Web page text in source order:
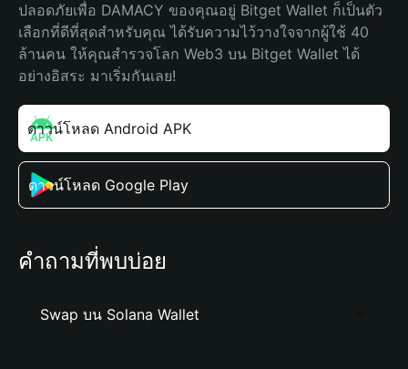
ปลอดภัยเพื่อ DAMACY ของคุณอยู่ Bitget Wallet ก็เป็นตัว
เลือกที่ดีที่สุดสำหรับคุณ ได้รับความไว้วางใจจากผู้ใช้ 40
ล้านคน ให้คุณสำรวจโลก Web3 บน Bitget Wallet ได้
อย่างอิสระ มาเริ่มกันเลย!
ดาวน์โหลด Android APK
ดาวน์โหลด Google Play
คำถามที่พบบ่อย
Swap บน Solana Wallet